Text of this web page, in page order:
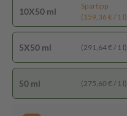
10X50 ml
Spartipp
(159,36 € / 1 l)
5X50 ml (291,64 € / 1 l)
50 ml (275,60 € / 1 l)